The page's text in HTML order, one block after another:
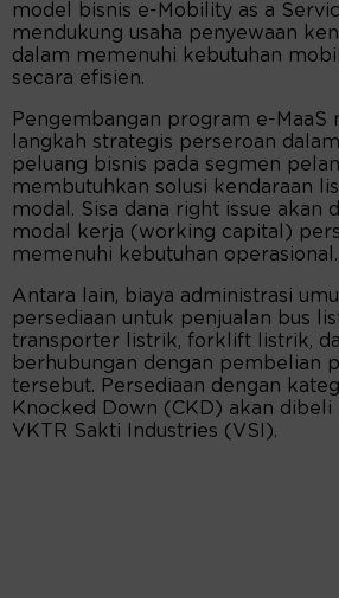
model bisnis e-Mobility as a
mendukung usaha penyewaan
dalam memenuhi kebutuhan
secara efisien.
Pengembangan program e-MaaS
langkah strategis perseroan
peluang bisnis pada segmen
membutuhkan solusi kendaraan
modal. Sisa dana right issue akan
modal kerja (working capital)
memenuhi kebutuhan operasional.
Antara lain, biaya administrasi
persediaan untuk penjualan bus
transporter listrik, forklift listrik,
berhubungan dengan pembelian
tersebut. Persediaan dengan
Knocked Down (CKD) akan dibeli
VKTR Sakti Industries (VSI).